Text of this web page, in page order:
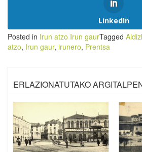
LinkedIn
Posted in Irun atzo Irun gaurTagged
atzo, Irun gaur, irunero, Prentsa
ERLAZIONATUTAKO